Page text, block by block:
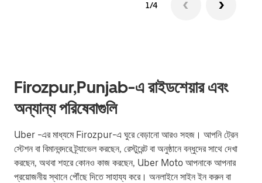
1/4
Firozpur,Punjab-এ রাইডশেয়ার এবং
অন্যান্য পরিষেবাগুলি
Uber -এর মাধ্যমে Firozpur-এ ঘুরে বেড়ানো আরও সহজ। আপনি ট্রেন
স্টেশন বা বিমানবন্দরে ট্র্যাভেল করছেন, রেস্টুরেন্ট বা অনুষ্ঠানে বন্ধুদের সাথে দেখা
করছেন, অথবা শহরে কোনও কাজ করছেন, Uber Moto আপনাকে আপনার
প্রয়োজনীয় স্থানে পৌঁছে দিতে সাহায্য করে। অনলাইনে সাইন ইন করুন বা